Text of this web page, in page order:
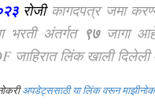
रोजीकागदपत्र जमा
भरती अंतर्गत ९७जागा
जाहिरात लिंक खाली
अपडेट्ससाठी या लिंक वरून